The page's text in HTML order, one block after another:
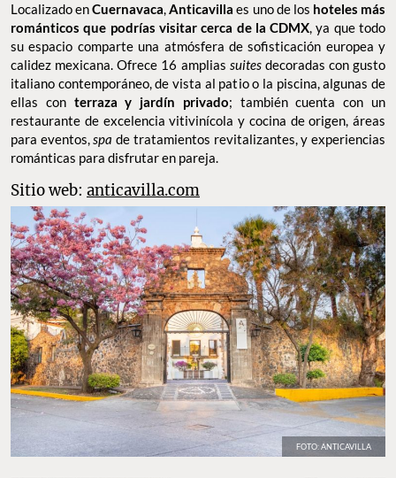
Localizado enCuernavaca,Anticavillaes uno de los hoteles más
románticos que podrías visitar cerca de la CDMX, ya que todo
su espacio comparte una atmósfera de sofisticación europea y
calidez mexicana. Ofrece 16 amplias suites decoradas con gusto
italiano contemporáneo, de vista al patio o la piscina, algunas de
ellas con terraza y jardín privado; también cuenta con un
restaurante de excelencia vitivinícola y cocina de origen, áreas
para eventos,spade tratamientos revitalizantes, y experiencias
románticas para disfrutar en pareja.
Sitio web: anticavilla.com
FOTO: ANTICAVILLA